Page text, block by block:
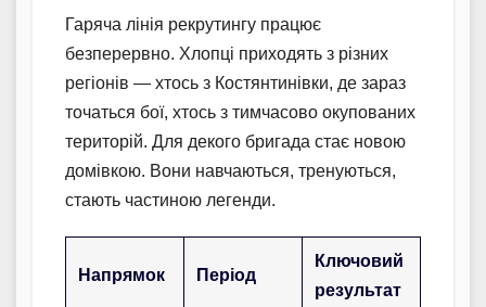
Гаряча лінія рекрутингу працює
безперервно. Хлопці приходять з різних
регіонів — хтось з Костянтинівки, де зараз
точаться бої, хтось з тимчасово окупованих
територій. Для декого бригада стає новою
домівкою. Вони навчаються, тренуються,
стають частиною легенди.
Напрямок Період
Ключовий
результат